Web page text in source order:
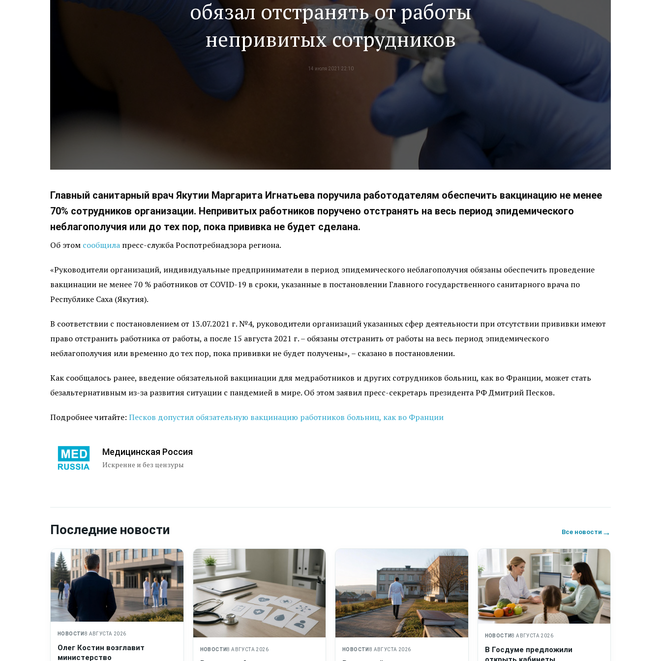
обязал отстранять от работы
непривитых сотрудников
14 июля 2021 22:10
Главный санитарный врач Якутии Маргарита Игнатьева поручила работодателям обеспечить вакцинацию не менее
70% сотрудников организации. Непривитых работников поручено отстранять на весь период эпидемического
неблагополучия или до тех пор, пока прививка не будет сделана.
Об этом сообщила пресс-служба Роспотребнадзора региона.
«Руководители организаций, индивидуальные предприниматели в период эпидемического неблагополучия обязаны обеспечить проведение
вакцинации не менее 70 % работников от COVID-19 в сроки, указанные в постановлении Главного государственного санитарного врача по
Республике Саха (Якутия).
В соответствии с постановлением от 13.07.2021 г. №4, руководители организаций указанных сфер деятельности при отсутствии прививки имеют
право отстранить работника от работы, а после 15 августа 2021 г. – обязаны отстранить от работы на весь период эпидемического
неблагополучия или временно до тех пор, пока прививки не будет получены», – сказано в постановлении.
Как сообщалось ранее, введение обязательной вакцинации для медработников и других сотрудников больниц, как во Франции, может стать
безальтернативным из-за развития ситуации с пандемией в мире. Об этом заявил пресс-секретарь президента РФ Дмитрий Песков.
Подробнее читайте: Песков допустил обязательную вакцинацию работников больниц, как во Франции
Медицинская Россия
Искренне и без цензуры
Последние новости Все новости →
НОВОСТИ 8 АВГУСТА 2026
Олег Костин возглавит
министерство
НОВОСТИ8 АВГУСТА 2026 НОВОСТИ 8 АВГУСТА 2026
НОВОСТИ8 АВГУСТА 2026
В Госдуме предложили